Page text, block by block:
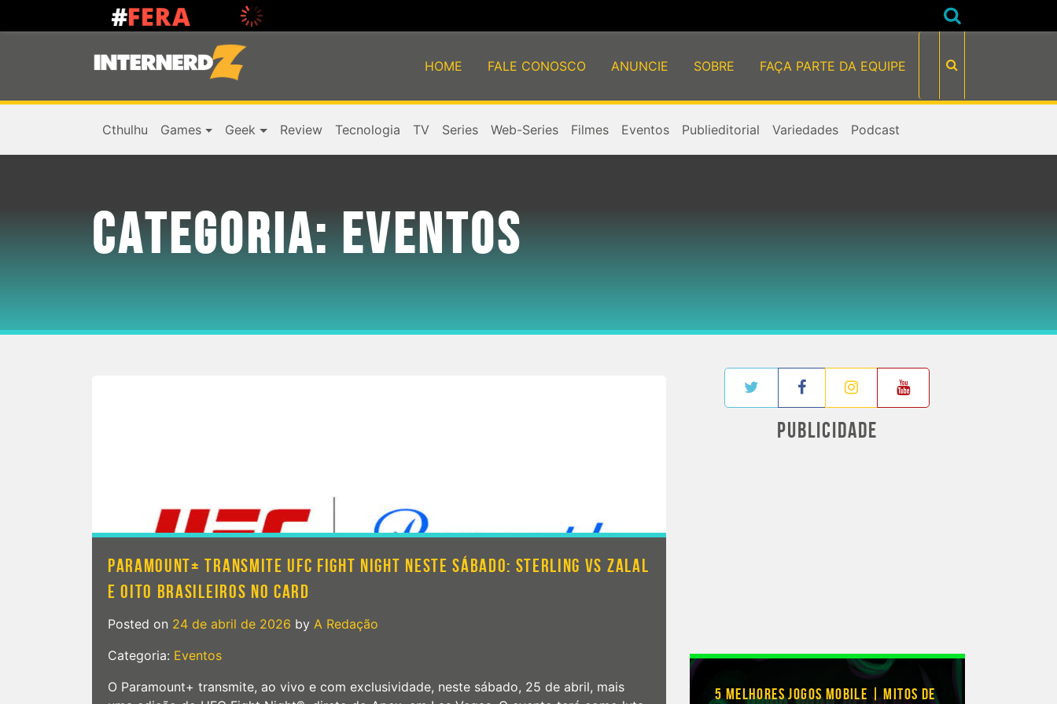
HOME FALE CONOSCO ANUNCIE SOBRE FAÇA PARTE DA EQUIPE
Cthulhu Games Geek Review Tecnologia TV Series Web-Series Filmes Eventos Publieditorial Variedades Podcast
CATEGORIA:EVENTOS
PARAMOUNT+ TRANSMITE UFC FIGHT NIGHT NESTE SÁBADO: STERLING VS ZALAL
E OITO BRASILEIROS NO CARD
Posted on 24 de abril de 2026 by A Redação
Categoria: Eventos
O Paramount+ transmite, ao vivo e com exclusividade, neste sábado, 25 de abril, mais
PUBLICIDADE
5 MELHORES JOGOS MOBILE | MITOS DE